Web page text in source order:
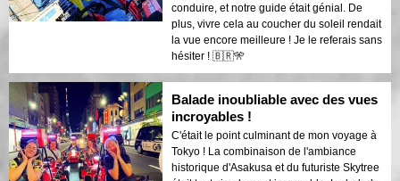
conduire, et notre guide était génial. De
plus, vivre cela au coucher du soleil rendait
la vue encore meilleure ! Je le referais sans
hésiter ! 🇧🇷🎌
Balade inoubliable avec des vues
incroyables !
C'était le point culminant de mon voyage à
Tokyo ! La combinaison de l'ambiance
historique d'Asakusa et du futuriste Skytree